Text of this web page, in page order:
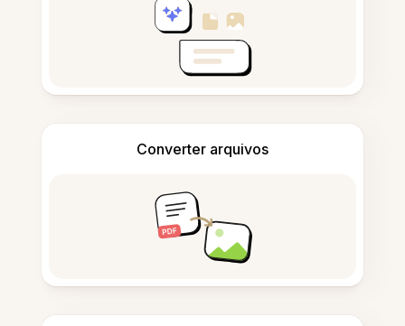
Converter arquivos